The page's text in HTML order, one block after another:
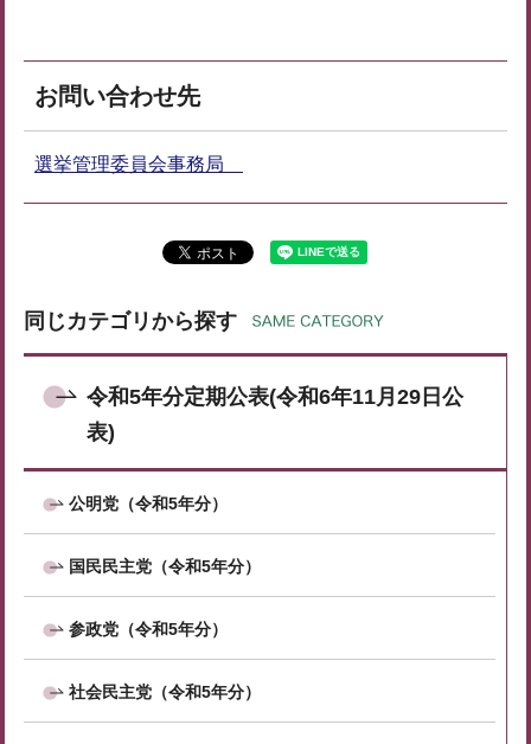
お問い合わせ先
選挙管理委員会事務局
同じカテゴリから探す
令和5年分定期公表(令和6年11月29日公
表)
公明党（令和5年分）
国民民主党（令和5年分）
参政党（令和5年分）
社会民主党（令和5年分）